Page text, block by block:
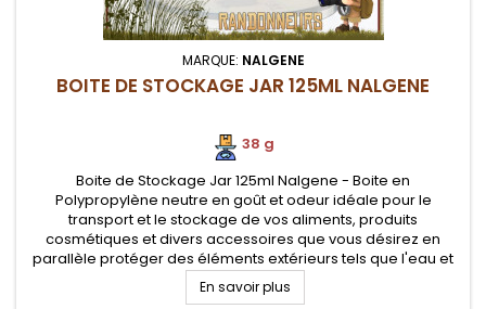
MARQUE: NALGENE
BOITE DE STOCKAGE JAR 125ML NALGENE
38 g
Boite de Stockage Jar 125ml Nalgene - Boite en
Polypropylène neutre en goût et odeur idéale pour le
transport et le stockage de vos aliments, produits
cosmétiques et divers accessoires que vous désirez en
parallèle protéger des éléments extérieurs tels que l'eau et
la poussière. Conteneur alimentaire pratique au camping,
survie et voyage.
En savoir plus